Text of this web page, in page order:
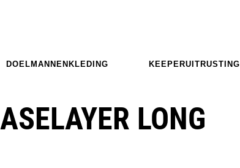
DOELMANNENKLEDING KEEPERUITRUSTING
LONG